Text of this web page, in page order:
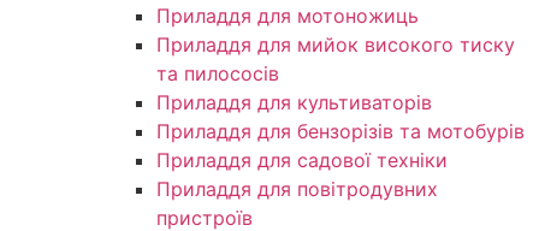
Приладдя для мотоножиць
Приладдя для мийок високого тиску
та пилососів
Приладдя для культиваторів
Приладдя для бензорізів та мотобурів
Приладдя для садової техніки
Приладдя для повітродувних
пристроїв